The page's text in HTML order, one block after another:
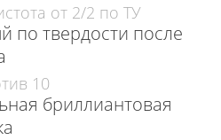
от 2/2 по ТУ
по твердости после
10
бриллиантовая